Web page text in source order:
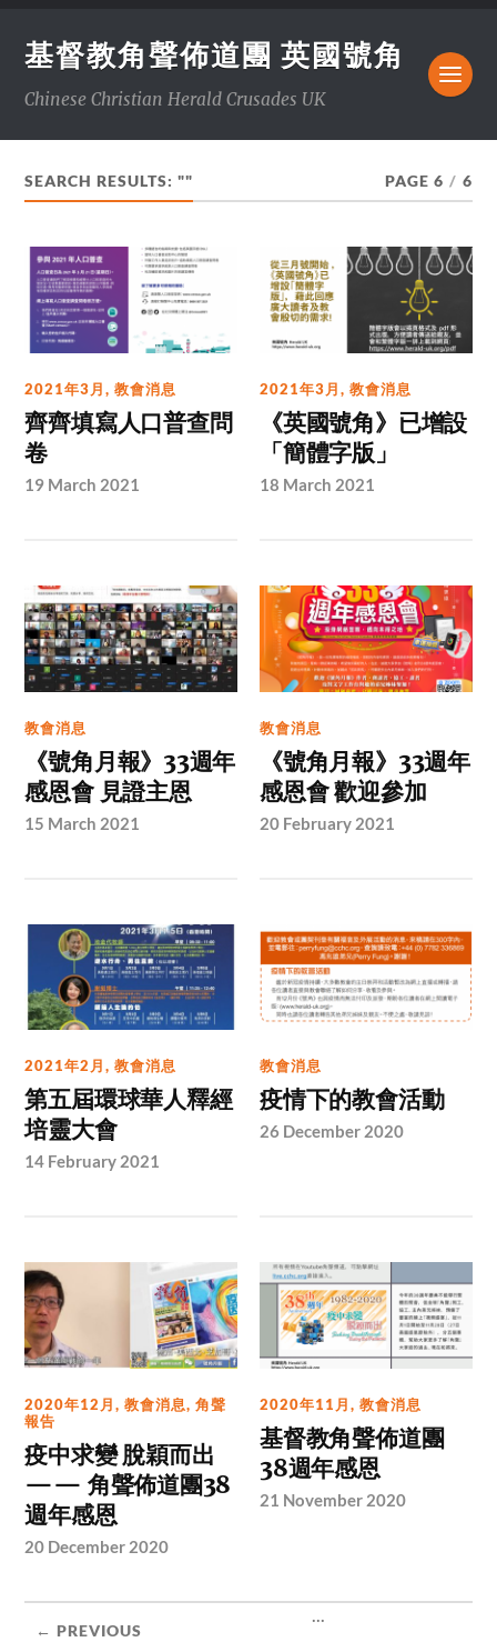
基督教角聲佈道團 英國號角
Chinese Christian Herald Crusades UK
SEARCH RESULTS: "" PAGE 6 / 6
2021年3月,教會消息
齊齊填寫人口普查問
卷
19 March 2021
2021年3月,教會消息
《英國號角》已增設
「簡體字版」
18 March 2021
教會消息
《號角月報》33週年
感恩會 見證主恩
15 March 2021
教會消息
《號角月報》33週年
感恩會 歡迎參加
20 February 2021
2021年2月,教會消息
第五屆環球華人釋經
培靈大會
14 February 2021
教會消息
疫情下的教會活動
26 December 2020
2020年12月,教會消息,角聲
報告
疫中求變 脫穎而出
—— 角聲佈道團38
週年感恩
20 December 2020
2020年11月,教會消息
基督教角聲佈道團
38週年感恩
21 November 2020
← PREVIOUS
...